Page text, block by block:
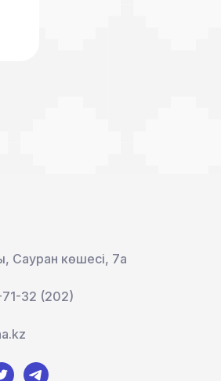
Сауран көшесі, 7а
32 (202)